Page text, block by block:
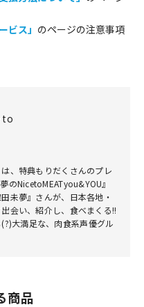
ビス」 のページの注意事項
to
、特典もりだくさんのプレ
のNicetoMEATyou&YOU』
未夢』さんが、日本各地・
会い、紹介し、食べまくる!!
大満足な、肉食系声優グル
商品